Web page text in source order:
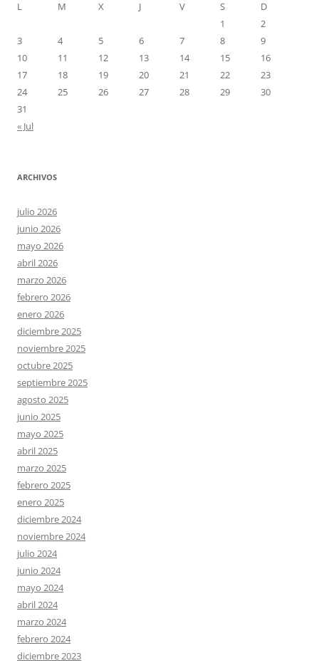
L M X J V S
D
1
2
3
4 5 6 7 8
9
10
11 12 13 14 15
16
17
18 19 20 21 22
23
24
25 26 27 28 29
30
31
« Jul
ARCHIVOS
julio 2026
junio 2026
mayo 2026
abril 2026
marzo 2026
febrero 2026
enero 2026
diciembre 2025
noviembre 2025
octubre 2025
septiembre 2025
agosto 2025
junio 2025
mayo 2025
abril 2025
marzo 2025
febrero 2025
enero 2025
diciembre 2024
noviembre 2024
julio 2024
junio 2024
mayo 2024
abril 2024
marzo 2024
febrero 2024
diciembre 2023